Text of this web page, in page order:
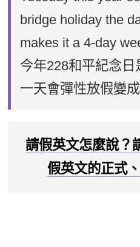
bridge holiday the
makes it a 4-day
今年228和平紀念
一天會彈性放假變
請假英文怎麼說？
假英文的正式